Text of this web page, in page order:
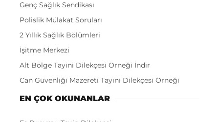
Genç Sağlık Sendikası
Polislik Mülakat Soruları
2 Yıllık Sağlık Bölümleri
İşitme Merkezi
Alt Bölge Tayini Dilekçesi Örneği İndir
Can Güvenliği Mazereti Tayini Dilekçesi Örneği
EN ÇOK OKUNANLAR